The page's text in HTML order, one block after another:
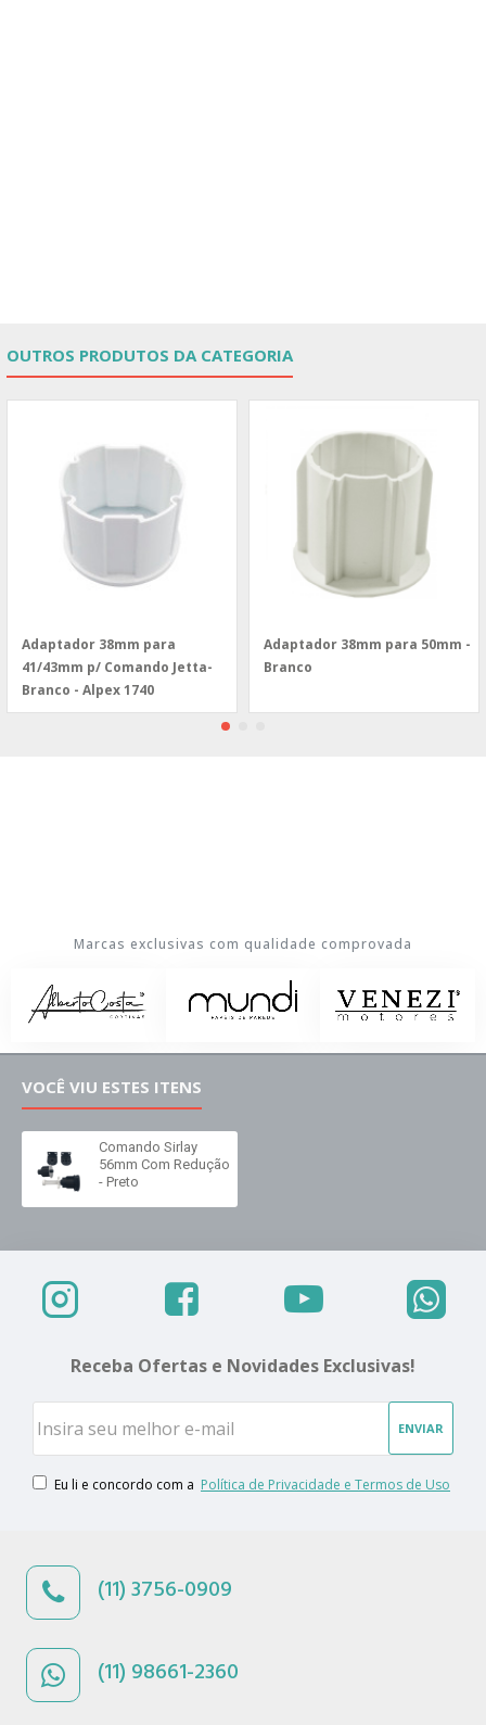
OUTROS PRODUTOS DA CATEGORIA
Adaptador 38mm para
41/43mm p/ Comando Jetta-
Branco - Alpex 1740
Adaptador 38mm para 50mm -
Branco
Marcas exclusivas com qualidade comprovada
VOCÊ VIU ESTES ITENS
Comando Sirlay
56mm Com Redução
- Preto
Receba Ofertas e Novidades Exclusivas!
ENVIAR
Eu li e concordo com a Política de Privacidade e Termos de Uso
(11) 3756-0909
(11) 98661-2360